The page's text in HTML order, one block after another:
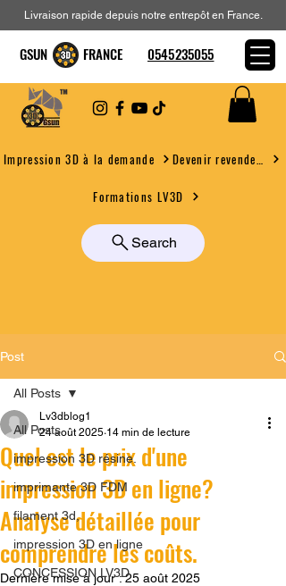
Impression 3D à la demande
Formations LV3D
Search
Livraison rapide depuis notre entrepôt en France.
GSUN FRANCE 0545235055
Post
All Posts
impression 3D résine.
imprimante 3D FDM
filament 3d,
impression 3D en ligne
CONCESSION LV3D
All Posts
Quel est le prix d'une
impression 3D en ligne?
Analyse détaillée pour
comprendre les coûts.
Lv3dblog1
24 août 2025 14 min de lecture
Dernière mise à jour :25 août 2025